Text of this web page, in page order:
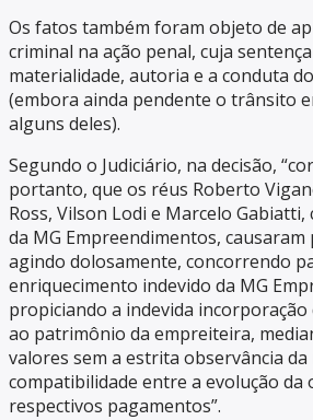
Os fatos também foram objeto de
criminal na ação penal, cuja
materialidade, autoria e a conduta
(embora ainda pendente o trânsito
alguns deles).
Segundo o Judiciário, na decisão,
portanto, que os réus Roberto
Ross, Vilson Lodi e Marcelo
da MG Empreendimentos,
agindo dolosamente, concorrendo
enriquecimento indevido da MG
propiciando a indevida incorporação
ao patrimônio da empreiteira,
valores sem a estrita observância da
compatibilidade entre a evolução da
respectivos pagamentos”.